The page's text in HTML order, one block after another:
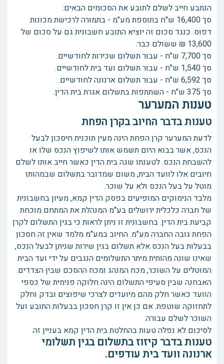
הנתבע חייב לשלם לתובע את הסכומים הבאים:
סך 16,400 ש"ח בתוספת מע"מ - בתמורה לרכישת מכונות
דפוס. כנגד סכום זה יוציא התובע חשבונית גם על סכום של
13,600 ₪ ששולם כבר.
סך 7,700 ש"ח - עבור תשלום שכירות לחודשיים.
סך 1,540 ש"ח - עבור תשלום ועד בית לחודשיים.
סך 6,592 ש"ח - עבור תשלום ארנונה לחודשיים.
סך 375 ש"ח - השתתפות בתשלום אגרת בית הדין.
טענות המערער
טענות בדבר החיוב בקרן הפחת
לדעת המערער קרן הפחת הינה מעין תוכנית חיסכון לבעל
הנכס, אשר בבוא היום תשמש אותו לשיפוץ הנכס שלו או
להשבחת הנכס. לטענתו שגה בית הדין כאשר חייב אותו לשלם
חיובים אלו לוועד הבית, משום שמדובר בתשלום שבמהותו
מוטל על בעל הנכס ולא על שוכר.
מלבד הנימוקים המופיעים בפסק הדין קמא, מעיון בחשבונית
של חברה כלכלית ירושלים בע"מ המנהלת את המתחם מוכחת
קביעת בית הדין. בחשבונית זו ניתן לראות כי בגין התשלום לקרן
הפחת גובה החברה מע"מ. החיוב במע"מ מלמד שאין זה חסכון
בבעלות בעל הנכס אלא תשלום בגין שירות שניתן לבעל הנכס,
שאינו שונה מהותית מיתר התשלומים הנגבים על ידי ועד הבית
המוטלים על השוכר, מכח המנהג ומכח ההסכם שבין הצדדים.
האבחנה שבין סעיפי התשלום הינה חלוקה פנימית של כספי
הוועד כאשר חלק מהם מיועדים לצרכי שיפוצים ובדק וחלק
לתחזוקה שוטפת. אם כן אין זו קרן חסכון בבעלות התובע ועל
השוכר לשלם עבורה.
לסיכום לא נפלה טעות בהחלטת בית הדין קמא בעניין זה.
טענות בדבר קיזוז בתשלום בגין תשלומי
ארנונה וועד בית עודפים.